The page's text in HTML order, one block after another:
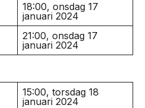
18:00, onsdag 17
januari 2024
21:00, onsdag 17
januari 2024
15:00, torsdag 18
januari 2024